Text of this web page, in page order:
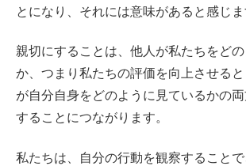
とになり、それには意味があると感じま
親切にすることは、他人が私たちをど
か、つまり私たちの評価を向上させる
が自分自身をどのように見ているかの
することにつながります。
私たちは、自分の行動を観察すること